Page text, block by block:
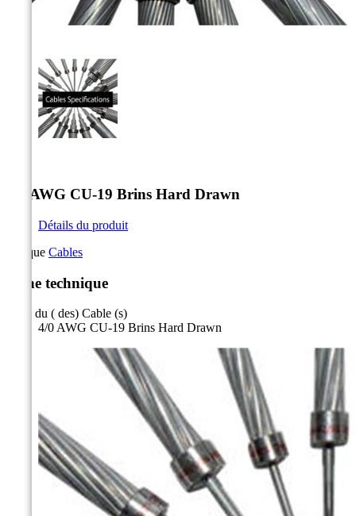
4/0 AWG CU-19 Brins Hard Drawn
Détails du produit
Marque Cables
Fiche technique
Nom du ( des) Cable (s)
4/0 AWG CU-19 Brins Hard Drawn